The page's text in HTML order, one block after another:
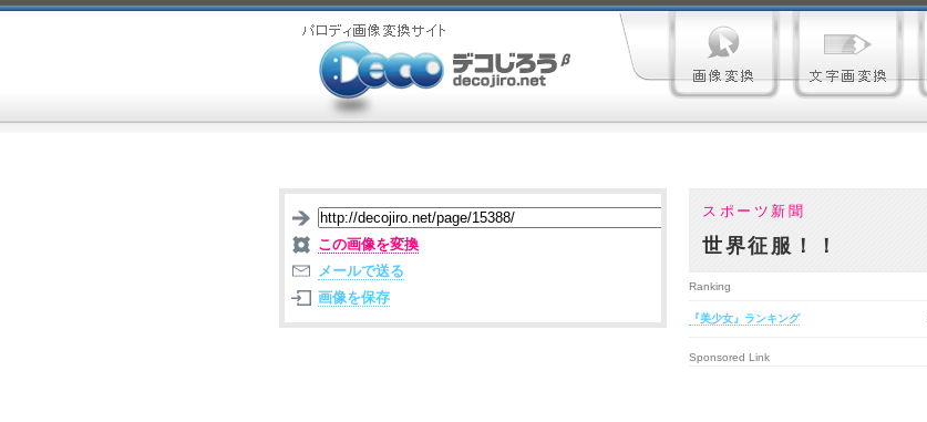
スポーツ新聞
世界征服！！
この画像を変換
メールで送る
画像を保存
Ranking
『美少女』ランキング
Sponsored Link